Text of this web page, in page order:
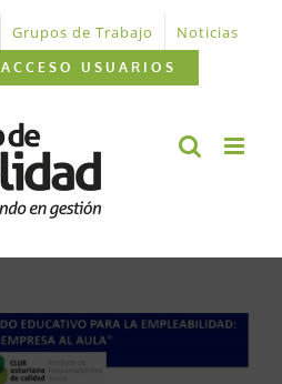
Grupos de Trabajo
Noticias
ACCESO USUARIOS